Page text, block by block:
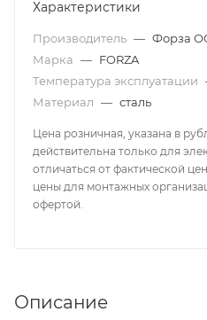
Характеристики
Производитель — Форза
Марка — FORZA
Температура эксплуатации
Материал — сталь
Цена розничная, указана в
действительна только для
отличаться от фактической
цены для монтажных
офертой.
Описание